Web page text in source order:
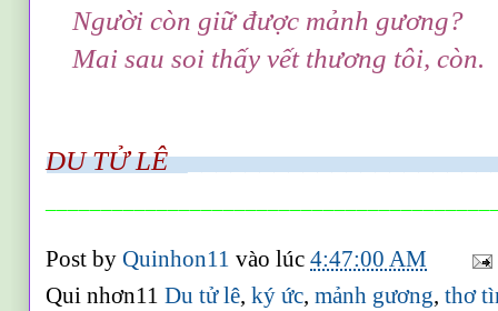
Người còn giữ được mảnh gương?
Mai sau soi thấy vết thương tôi, còn.
DU TỬ LÊ
Post byQuinhon11vào lúc4:47:00 AM
Qui nhơn11Du tử lê,ký ức,mảnh gương,thơ